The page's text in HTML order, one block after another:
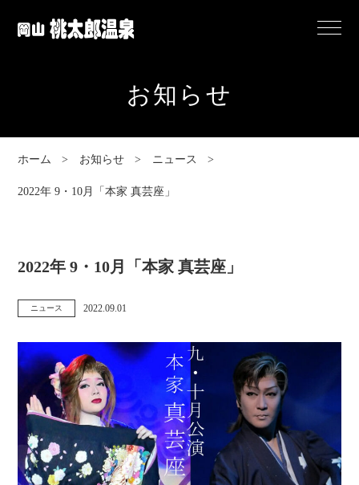
岡
温
Menu
お知らせ
ホーム お知らせ ニュース
2022年 9・10月「本家 真芸座」
2022年 9・10月「本家 真芸座」
カ
テ
ゴ
リ
ー
:
ニュース
投
稿
日
2022.09.01